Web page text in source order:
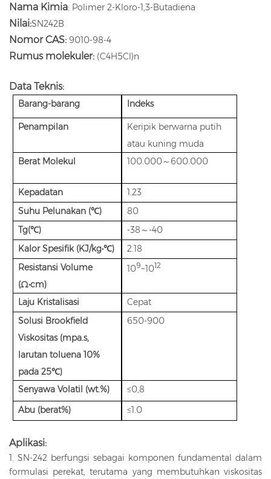
Nama Kimia: Polimer 2-Kloro-1,3-Butadiena
Nilai:SN242B
Nomor CAS: 9010-98-4
Rumus molekuler: (C4H5Cl)n
Data Teknis:
Barang-barang Indeks
Penampilan
Keripik berwarna putih
atau kuning muda
Berat Molekul
100.000～600.000
Kepadatan
1.23
Suhu Pelunakan (℃)
80
Tg(℃)
-38～-40
Kalor Spesifik (KJ/kg•℃)
2.18
Resistansi Volume
(Ω•cm)
109~1012
Laju Kristalisasi
Cepat
Solusi Brookfield
Viskositas (mpa.s,
larutan toluena 10%
pada 25℃)
650-900
Senyawa Volatil (wt.%)
≤0,8
Abu (berat%)
≤1.0
Aplikasi:
1. SN-242 berfungsi sebagai komponen fundamental dalam
formulasi perekat, terutama yang membutuhkan viskositas